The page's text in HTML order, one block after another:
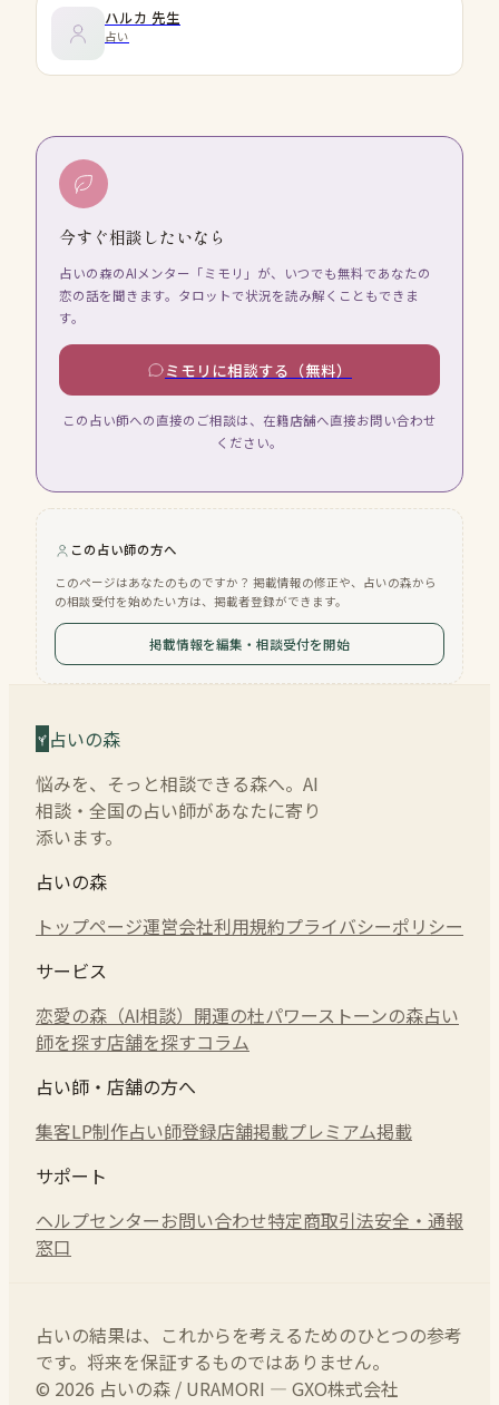
ハルカ 先生
占い
今すぐ相談したいなら
占いの森のAIメンター「ミモリ」が、いつでも無料であなたの
恋の話を聞きます。タロットで状況を読み解くこともできま
す。
ミモリに相談する（無料）
この占い師への直接のご相談は、在籍店舗へ直接お問い合わせ
ください。
この占い師の方へ
このページはあなたのものですか？ 掲載情報の修正や、占いの森から
の相談受付を始めたい方は、掲載者登録ができます。
掲載情報を編集・相談受付を開始
占いの森
悩みを、そっと相談できる森へ。AI
相談・全国の占い師があなたに寄り
添います。
占いの森
トップページ運営会社利用規約プライバシーポリシー
サービス
恋愛の森（AI相談） 開運の杜パワーストーンの森占い
師を探す店舗を探すコラム
占い師・店舗の方へ
集客LP制作占い師登録店舗掲載プレミアム掲載
サポート
ヘルプセンターお問い合わせ特定商取引法安全・通報
窓口
占いの結果は、これからを考えるためのひとつの参考
です。将来を保証するものではありません。
© 2026 占いの森 / URAMORI — GXO株式会社